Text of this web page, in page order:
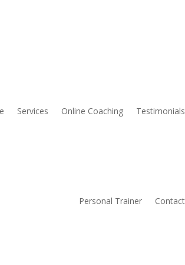
Services Online Coaching Testimonials
Personal Trainer Contact